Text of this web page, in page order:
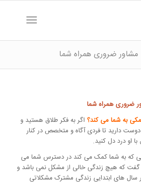
مشاور ضروری همراه شما
ضروری همراه شما
به شما می کند؟ اگر به فکر طلاق هستید و
دارید تا فردی آگاه و متخصص در کنار
او درد دل کنید.
که به شما کمک می کند در دسترس شما می
که هیچ زندگی خالی از مشکل نمی باشد و
های ابتدایی زندگی مشترک مشکلاتی